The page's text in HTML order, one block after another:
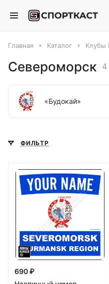
Главная Каталог Клубы
Североморск 4
«Будокай»
ФИЛЬТР
690 ₽